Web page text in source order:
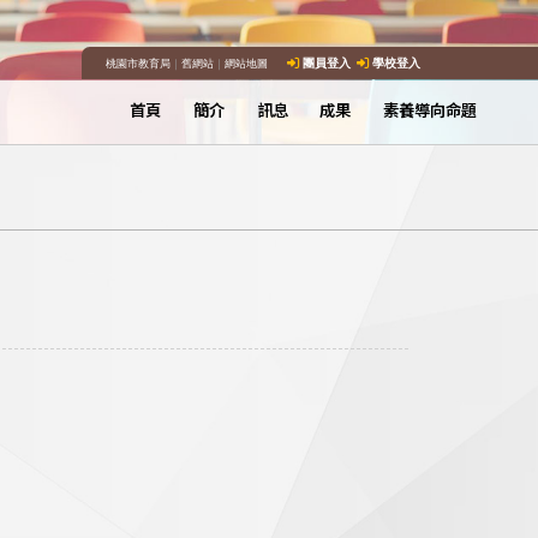
桃園市教育局｜ 舊網站｜ 網站地圖 團員登入 學校登入
首頁 簡介 訊息 成果 素養導向命題